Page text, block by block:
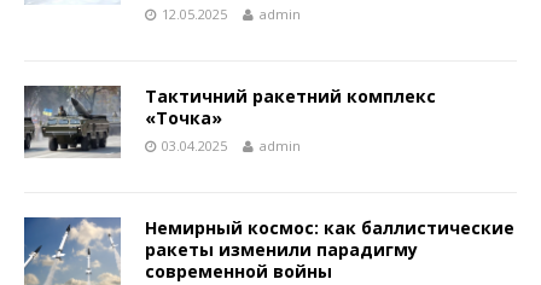
12.05.2025 admin
Тактичний ракетний комплекс
«Точка»
03.04.2025 admin
Немирный космос: как баллистические
ракеты изменили парадигму
современной войны